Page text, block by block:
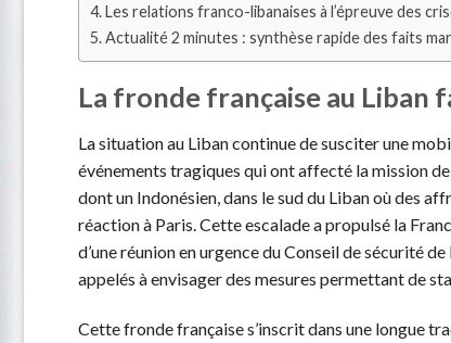
Les relations franco-libanaises à l’épreuve des
Actualité 2 minutes : synthèse rapide des faits
La fronde française au Liban
La situation au Liban continue de susciter une
événements tragiques qui ont affecté la mission
dont un Indonésien, dans le sud du Liban où des
réaction à Paris. Cette escalade a propulsé la
d’une réunion en urgence du Conseil de sécurité
appelés à envisager des mesures permettant de
Cette fronde française s’inscrit dans une longue